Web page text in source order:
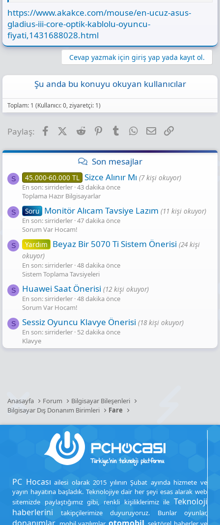
https://www.akakce.com/mouse/en-ucuz-asus-
gladius-iii-core-optik-kablolu-oyuncu-
fiyati,1431688028.html
Cevap yazmak için giriş yap yada kayıt ol.
Şu anda bu konuyu okuyan kullanıcılar
Toplam: 1 (Kullanıcı: 0, ziyaretçi: 1)
Paylaş: FacebookX (Twitter)
Reddit PinterestTumblr WhatsApp
E-posta
Son mesajlar
S 45.000-60.000 TL Sizce Alınır Mı (7 kişi okuyor)
En son: sirriderler 43 dakika önce
Toplama Hazır Bilgisayarlar
S Soru Monitör Alıcam Tavsiye Lazım (11 kişi okuyor)
En son: sirriderler 47 dakika önce
Sorum Var Hocam!
S Yardım Beyaz Bir 5070 Ti Sistem Önerisi (24 kişi
okuyor)
En son: sirriderler 48 dakika önce
Sistem Toplama Tavsiyeleri
S Huawei Saat Önerisi (12 kişi okuyor)
En son: sirriderler 48 dakika önce
Sorum Var Hocam!
S Sessiz Oyuncu Klavye Önerisi (18 kişi okuyor)
En son: sirriderler 52 dakika önce
Klavye
Anasayfa Forum
Bilgisayar Bileşenleri
Bilgisayar Dış Donanım Birimleri
Fare
PC Hocası ailesi olarak 2015 yılının Şubat ayında hizmete ve
yayın hayatına başladık. Teknolojiye dair her şeyi esas alarak web
sitemizde paylaştığımız gibi, renkli kişiliklerimiz ile Teknoloji
haberlerini takipçilerimize duyuruyoruz. Bunlar oyunlar,